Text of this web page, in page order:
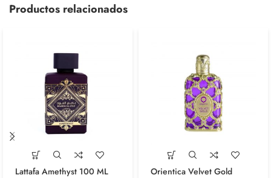
Productos relacionados
Lattafa Amethyst 100 ML Orientica Velvet Gold